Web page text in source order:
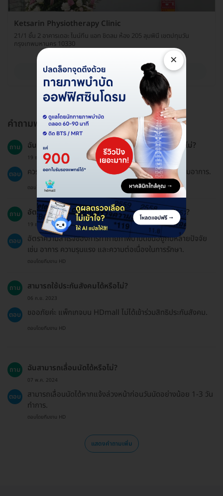
Ketsarin Physiotherapy Clinic
21/1 ชั้น 2 อาคารเดอะ ไนน์ทีน แอท ชิดลม ห้อง 205 ลุมพินี เขตปทุมวัน
กรุงเทพมหานคร 10330
ดูรายละเอียด
คำถามพบบ่อย
ถาม ฉันต้องนัดหมายติดตามหลังการทำกายภาพบำบัดหรือไม่?
19 ธ.ค. 2024
ตอบ ควรพบแพทย์ตามนัดเพื่อประเมินผลการรักษาและติดตามอาการ.
ตอบโดยทีมงาน HD
ถาม อัตราความสำเร็จของการทำกายภาพบำบัดเป็นอย่างไร?
19 ธ.ค. 2024
ตอบ
อัตราความสำเร็จของการทำกายภาพบำบัดขึ้นอยู่กับหลายปัจจัย
เช่น อาการ ความรุนแรง และความต่อเนื่องในการรักษา.
ตอบโดยทีมงาน HD
ถาม สามารถใช้ประกันสังคมได้หรือไม่?
06 ก.ย. 2023
ตอบ ขออภัยค่ะ แพ็กเกจบน HDmall ไม่ได้เข้าร่วมสิทธิประกันสังคม.
ตอบโดยทีมงาน HD
ถาม ฉันสามารถเลื่อนนัดได้หรือไม่?
07 พ.ค. 2024
ตอบ
สามารถเลื่อนนัดได้หากแจ้งล่วงหน้าก่อนวันนัดอย่างน้อย 1-3 วัน
ทำการ.
ตอบโดยทีมงาน HD
แสดงคำถามเพิ่ม
×